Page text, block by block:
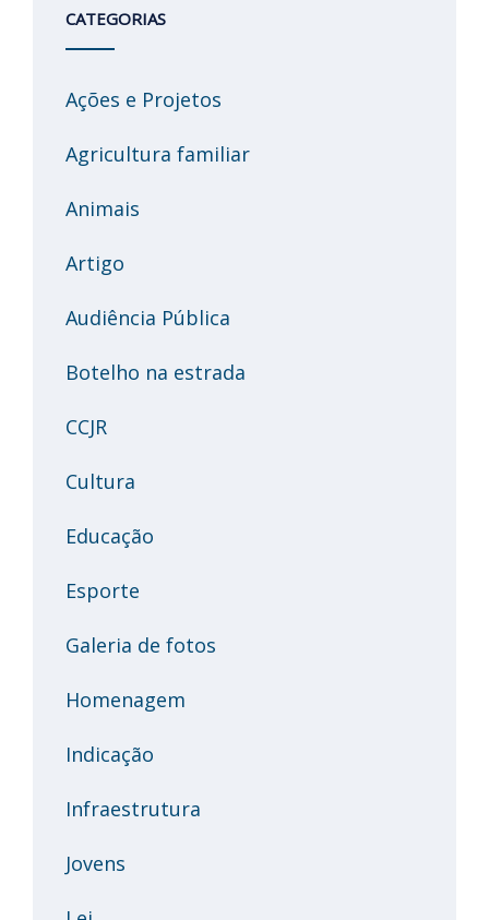
CATEGORIAS
Ações e Projetos
Agricultura familiar
Animais
Artigo
Audiência Pública
Botelho na estrada
CCJR
Cultura
Educação
Esporte
Galeria de fotos
Homenagem
Indicação
Infraestrutura
Jovens